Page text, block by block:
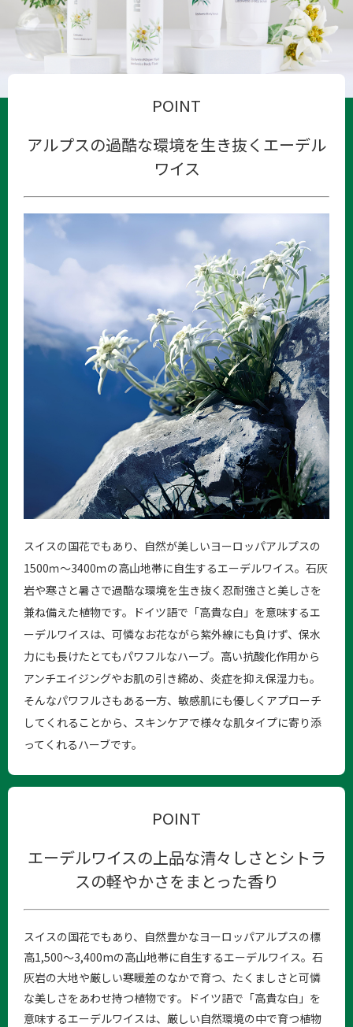
POINT
アルプスの過酷な環境を生き抜くエーデル
ワイス
スイスの国花でもあり、自然が美しいヨーロッパアルプスの
1500ｍ〜3400ｍの高山地帯に自生するエーデルワイス。石灰
岩や寒さと暑さで過酷な環境を生き抜く忍耐強さと美しさを
兼ね備えた植物です。ドイツ語で「高貴な白」を意味するエ
ーデルワイスは、可憐なお花ながら紫外線にも負けず、保水
力にも長けたとてもパワフルなハーブ。高い抗酸化作用から
アンチエイジングやお肌の引き締め、炎症を抑え保湿力も。
そんなパワフルさもある一方、敏感肌にも優しくアプローチ
してくれることから、スキンケアで様々な肌タイプに寄り添
ってくれるハーブです。
POINT
エーデルワイスの上品な清々しさとシトラ
スの軽やかさをまとった香り
スイスの国花でもあり、自然豊かなヨーロッパアルプスの標
高1,500〜3,400mの高山地帯に自生するエーデルワイス。石
灰岩の大地や厳しい寒暖差のなかで育つ、たくましさと可憐
な美しさをあわせ持つ植物です。ドイツ語で「高貴な白」を
意味するエーデルワイスは、厳しい自然環境の中で育つ植物